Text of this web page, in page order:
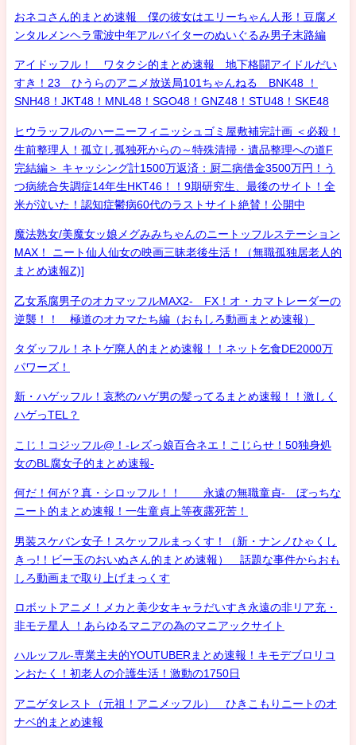
おネコさん的まとめ速報 僕の彼女はエリーちゃん人形！豆腐メ
ンタルメンヘラ電波中年アルバイターのぬいぐるみ男子末路編
アイドッフル！ ワタクシ的まとめ速報 地下格闘アイドルだい
すき！23 ひうらのアニメ放送局101ちゃんねる BNK48 ！
SNH48！JKT48！MNL48！SGO48！GNZ48！STU48！SKE48
ヒウラッフルのハーニーフィニッシュゴミ屋敷補完計画 ＜必殺！
生前整理人！孤立し孤独死からの～特殊清掃・遺品整理への道F
完結編＞ キャッシング計1500万返済：厨二病借金3500万円！う
つ病統合失調症14年生HKT46！！9期研究生、最後のサイト！全
米が泣いた！認知症鬱病60代のラストサイト絶賛！公開中
魔法熟女/美魔女ッ娘メグみみちゃんのニートッフルステーション
MAX！ ニート仙人仙女の映画三昧老後生活！（無職孤独居老人的
まとめ速報Z)]
乙女系腐男子のオカマッフルMAX2- FX！オ・カマトレーダーの
逆襲！！ 極道のオカマたち編（おもしろ動画まとめ速報）
タダッフル！ネトゲ廃人的まとめ速報！！ネット乞食DE2000万
パワーズ！
新・ハゲッフル！哀愁のハゲ男の髪ってるまとめ速報！！激しく
ハゲっTEL？
こじ！コジッフル@！-レズっ娘百合ネエ！こじらせ！50独身処
女のBL腐女子的まとめ速報-
何だ！何が？真・シロッフル！！ 永遠の無職童貞- ぼっちな
ニート的まとめ速報！一生童貞上等夜露死苦！
男装スケバン女子！スケッフルまっくす！（新・ナンノひゃくし
きっ!！ビー玉のおいぬさん的まとめ速報） 話題な事件からおも
しろ動画まで取り上げまっくす
ロボットアニメ！メカと美少女キャラだいすき永遠の非リア充・
非モテ星人 ！あらゆるマニアの為のマニアックサイト
ハルッフル-専業主夫的YOUTUBERまとめ速報！キモデブロリコ
ンおたく！初老人の介護生活！激動の1750日
アニゲタレスト（元祖！アニメッフル） ひきこもりニートのオ
ナベ的まとめ速報